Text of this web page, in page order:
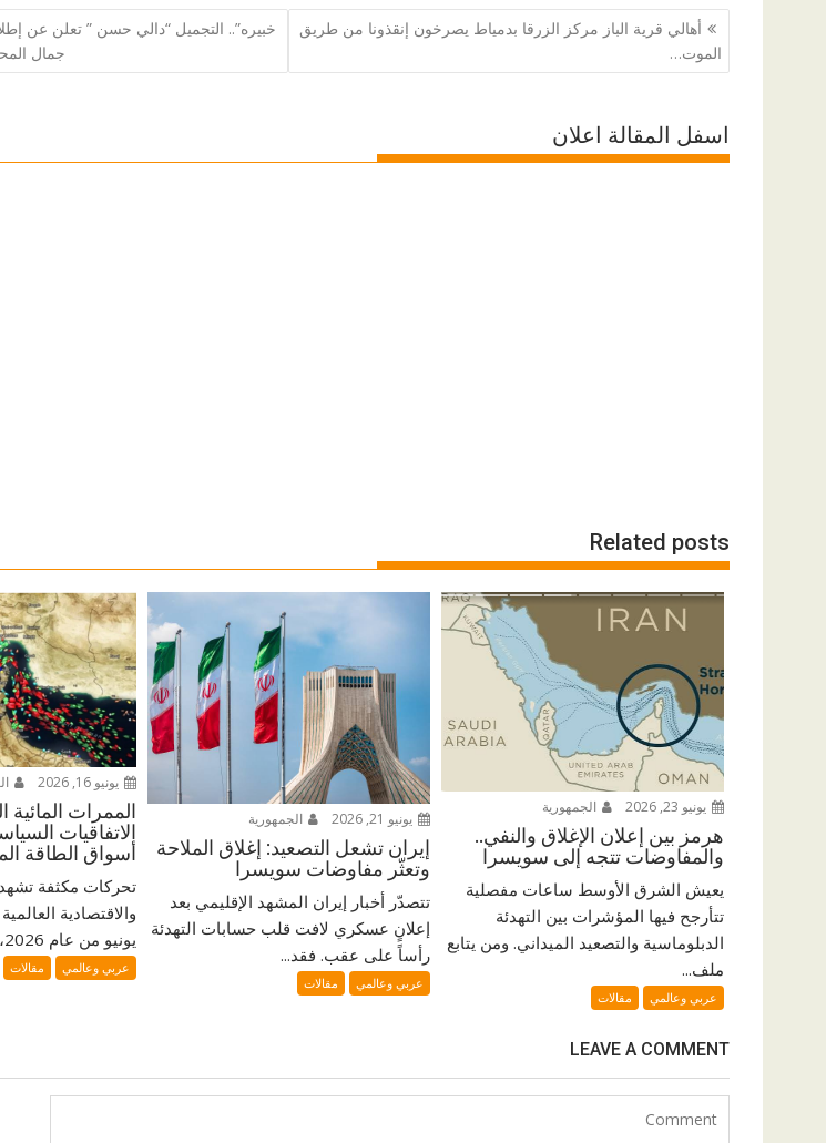
تصفّح
المقالات
أهالي قرية الباز مركز الزرقا بدمياط يصرخون إنقذونا من طريق
الموت…
خبيره”.. التجميل “دالي حسن ” تعلن عن
جمال
اسفل المقالة اعلان
Related posts
يونيو 23, 2026 الجمهورية
هرمز بين إعلان الإغلاق والنفي..
والمفاوضات تتجه إلى سويسرا
يعيش الشرق الأوسط ساعات مفصلية
تتأرجح فيها المؤشرات بين التهدئة
الدبلوماسية والتصعيد الميداني. ومن يتابع
ملف...
عربي وعالمي مقالات
يونيو 21, 2026 الجمهورية
إيران تشعل التصعيد: إغلاق الملاحة
وتعثّر مفاوضات سويسرا
تتصدّر أخبار إيران المشهد الإقليمي بعد
إعلانٍ عسكري لافت قلب حسابات التهدئة
رأساً على عقب. فقد...
عربي وعالمي مقالات
يونيو 16, 2026
الممرات
الاتفاقيات
أسواق الطاقة
تحركات مكثفة
والاقتصادية
يونيو من عام 2026، حيث تتجه...
عربي وعالمي مقالات
LEAVE A COMMENT